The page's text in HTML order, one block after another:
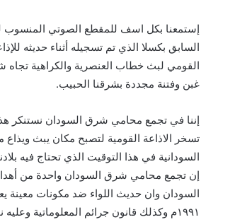
إستمعنا بكل اسف للمقطع الصوتي المنسوب
السابق بكسلا الذي تم تسجيله أثناء حديثه
القومي لبث خطاب العنصرية والكراهية
غبن وفتنة مجددة بشرقنا الحبيب.
إننا في تجمع محامي شرق السودان نستنكر
تسخر الاذاعة القومية لتصبح مكان يبث ويذاع
السودانية في هذا التوقيت الذي تحتاج فيه
إن تجمع محامي شرق السودان واحدة من
السودان وان حديث اللواء ضد مكونات معينة
١٩٩١م وكذلك قانون جرائم المعلوماتية